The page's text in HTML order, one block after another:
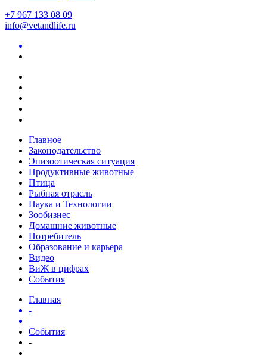
+7 967 133 08 09
info@vetandlife.ru
Главное
Законодательство
Эпизоотическая ситуация
Продуктивные животные
Птица
Рыбная отрасль
Наука и Технологии
Зообизнес
Домашние животные
Потребитель
Образование и карьера
Видео
ВиЖ в цифрах
События
Главная
-
События
-